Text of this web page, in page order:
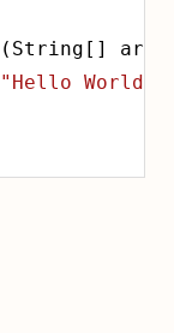
( String[] args
"Hello World"